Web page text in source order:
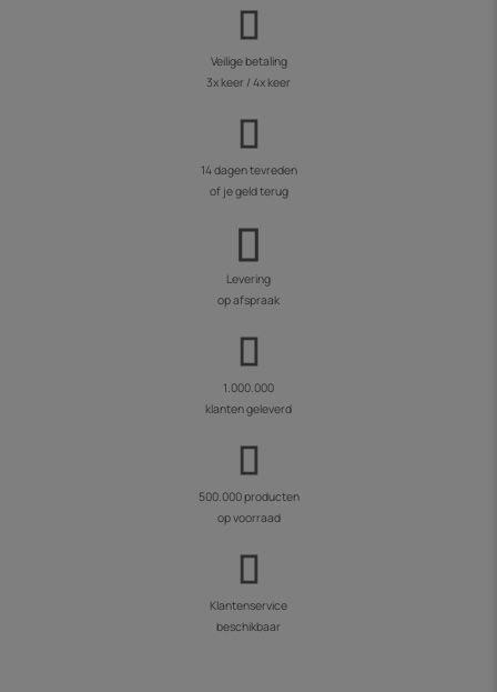
Veilige betaling
3x keer / 4x keer
14 dagen tevreden
of je geld terug
Levering
op afspraak
1.000.000
klanten geleverd
500.000 producten
op voorraad
Klantenservice
beschikbaar